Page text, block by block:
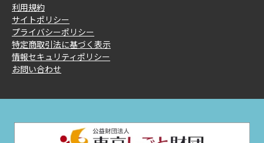
利用規約
サイトポリシー
プライバシーポリシー
特定商取引法に基づく表示
情報セキュリティポリシー
お問い合わせ